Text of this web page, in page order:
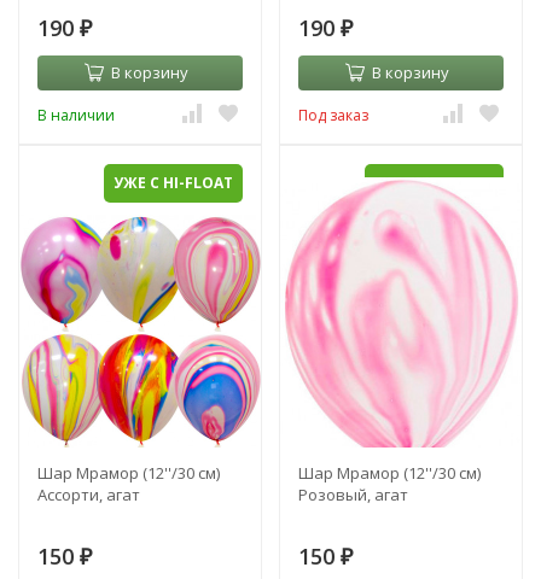
190 ₽
В корзину
В наличии
190 ₽
В корзину
Под заказ
УЖЕ С HI-FLOAT
Шар Мрамор (12''/30 см)
Ассорти, агат
150 ₽
УЖЕ С HI-FLOAT
Шар Мрамор (12''/30 см)
Розовый, агат
150 ₽